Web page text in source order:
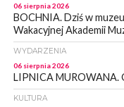
06 sierpnia 2026
BOCHNIA. Dziś w
Wakacyjnej Akademii
WYDARZENIA
06 sierpnia 2026
LIPNICA MUROWANA.
KULTURA